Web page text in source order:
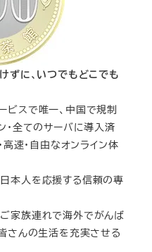
に、いつでもどこでも
ビスで唯一、中国で規制
全てのサーバに導入済
高速・自由なオンライン体
本人を応援する信頼の専
家族連れで海外でがんば
さんの生活を充実させる